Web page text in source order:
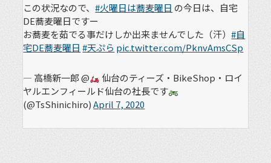
この状況なので、#火曜日は蕎麦曜日 の今日は、自宅
DE蕎麦曜日ですー
お蕎麦を茹でる事だけしか出来ませんでした（汗）#自
宅DE蕎麦曜日 #天ぷら pic.twitter.com/PknvAmsCSp
— 高橋新一郎 @
仙台のティーズ・BikeShop・ロイ
ヤルエンフィールド仙台の社長です
(@TsShinichiro)April 7, 2020